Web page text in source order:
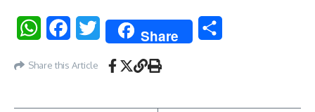
WhatsAppFacebookTwitter Share
Share this Article